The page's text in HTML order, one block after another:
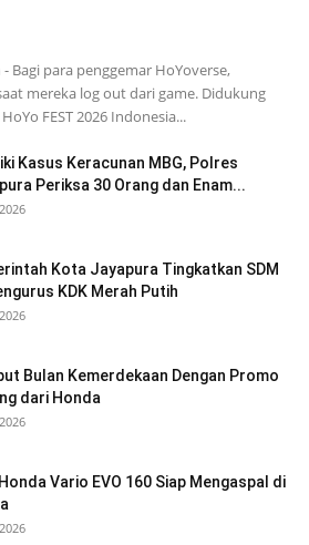
- Bagi para penggemar HoYoverse,
mereka log out dari game. Didukung
FEST 2026 Indonesia...
Kasus Keracunan MBG, Polres
Periksa 30 Orang dan Enam...
Kota Jayapura Tingkatkan SDM
KDK Merah Putih
Bulan Kemerdekaan Dengan Promo
dari Honda
Vario EVO 160 Siap Mengaspal di